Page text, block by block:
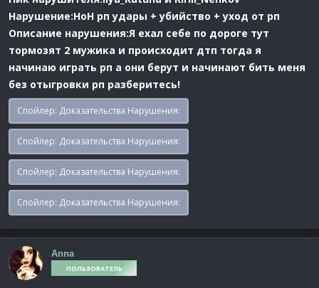
Нарушение:НоН рп удары + убийство + уход от рп
Описание нарушения:Я ехал себе по дороге тут
тормозят 2 мужика и происходит дтп тогда я
начинаю играть рп а они берут и начинают бить меня
без отыгровки рп разберитесь!
Спойлер: Доказательства Нарушения:
Спойлер: Доказательства Нарушения:
Спойлер: Доказательства Нарушения:
Спойлер: Доказательства Нарушения:
Anna
ПОЛЬЗОВАТЕЛЬ